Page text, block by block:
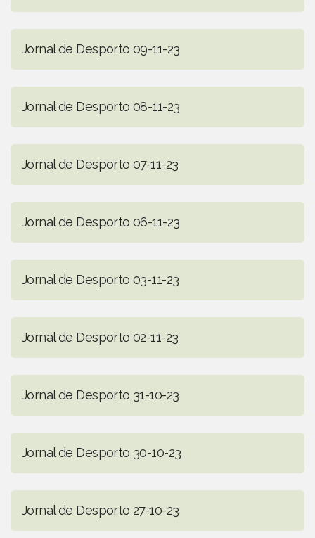
Jornal de Desporto 09-11-23
Jornal de Desporto 08-11-23
Jornal de Desporto 07-11-23
Jornal de Desporto 06-11-23
Jornal de Desporto 03-11-23
Jornal de Desporto 02-11-23
Jornal de Desporto 31-10-23
Jornal de Desporto 30-10-23
Jornal de Desporto 27-10-23